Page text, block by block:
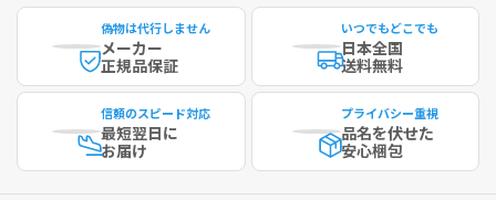
偽物は代行しません
メーカー
正規品保証
いつでもどこでも
日本全国
送料無料
信頼のスピード対応
最短翌日に
お届け
プライバシー重視
品名を伏せた
安心梱包